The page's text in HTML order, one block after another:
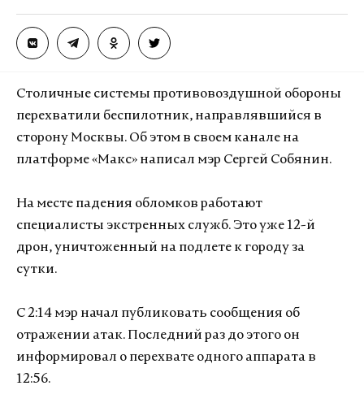
Столичные системы противовоздушной обороны
перехватили беспилотник, направлявшийся в
сторону Москвы. Об этом в своем канале на
платформе «Макс» написал мэр Сергей Собянин.
На месте падения обломков работают
специалисты экстренных служб. Это уже 12-й
дрон, уничтоженный на подлете к городу за
сутки.
С 2:14 мэр начал публиковать сообщения об
отражении атак. Последний раз до этого он
информировал о перехвате одного аппарата в
12:56.